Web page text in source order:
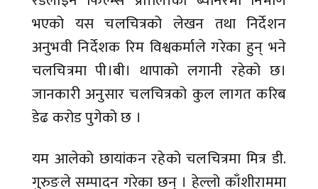
भएको यस चलचित्रको लेखन तथा निर्देशन
अनुभवी निर्देशक रिम विश्वकर्माले गरेका हुन् भने
चलचित्रमा पी।बी। थापाको लगानी रहेको छ।
जानकारी अनुसार चलचित्रको कुल लागत करिब
डेढ करोड पुगेको छ ।
यम आलेको छायांकन रहेको चलचित्रमा मित्र डी.
गुरुङले सम्पादन गरेका छन् । हेल्लो काँशीराममा